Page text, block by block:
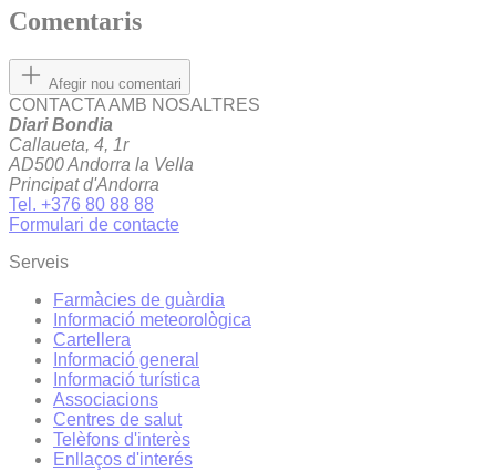
Comentaris
Afegir nou comentari
CONTACTA AMB NOSALTRES
Diari Bondia
Callaueta, 4, 1r
AD500 Andorra la Vella
Principat d'Andorra
Tel. +376 80 88 88
Formulari de contacte
Serveis
Farmàcies de guàrdia
Informació meteorològica
Cartellera
Informació general
Informació turística
Associacions
Centres de salut
Telèfons d'interès
Enllaços d'interés